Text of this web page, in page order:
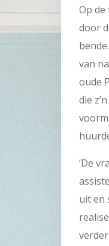
Op
door
van
oude
die
‘De
uit en